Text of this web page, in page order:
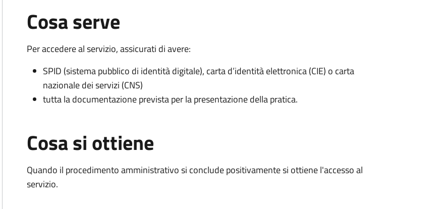
Cosa serve
Per accedere al servizio, assicurati di avere:
SPID (sistema pubblico di identità digitale), carta d’identità elettronica (CIE) o carta
nazionale dei servizi (CNS)
tutta la documentazione prevista per la presentazione della pratica.
Cosa si ottiene
Quando il procedimento amministrativo si conclude positivamente si ottiene l'accesso al
servizio.